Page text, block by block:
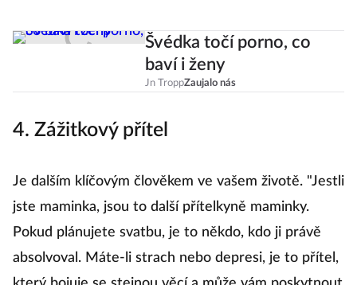
Švédka točí porno, co
baví i ženy
Jn TroppZaujalo nás
4. Zážitkový přítel
Je dalším klíčovým člověkem ve vašem životě. "Jestli
jste maminka, jsou to další přítelkyně maminky.
Pokud plánujete svatbu, je to někdo, kdo ji právě
absolvoval. Máte-li strach nebo depresi, je to přítel,